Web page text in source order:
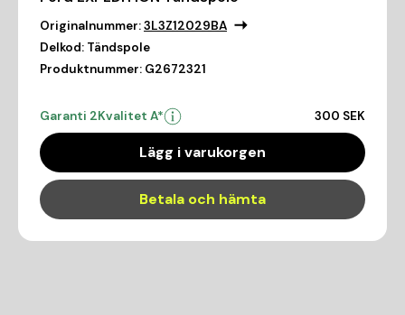
Originalnummer:3L3Z12029BA
Delkod: Tändspole
Produktnummer: G2672321
Garanti 2Kvalitet A* 300 SEK
Lägg i varukorgen
Betala och hämta